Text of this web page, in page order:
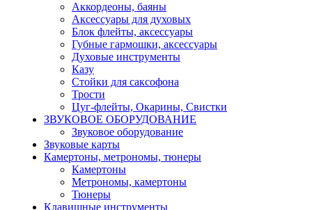
Аккордеоны, баяны
Аксессуары для духовых
Блок флейты, аксессуары
Губные гармошки, аксессуары
Духовые инструменты
Казу
Стойки для саксофона
Трости
Цуг-флейты, Окарины, Свистки
ЗВУКОВОЕ ОБОРУДОВАНИЕ
Звуковое оборудование
Звуковые карты
Камертоны, метрономы, тюнеры
Камертоны
Метрономы, камертоны
Тюнеры
Клавишные инструменты